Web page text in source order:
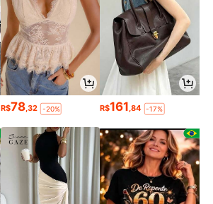
R$78,32 -20% R$161,84 -17%